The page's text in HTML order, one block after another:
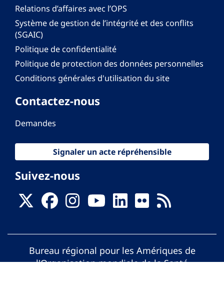
Relations d’affaires avec l’OPS
Système de gestion de l’intégrité et des conflits
(SGAIC)
Politique de confidentialité
Politique de protection des données personnelles
Conditions générales d'utilisation du site
Contactez-nous
Demandes
Signaler un acte répréhensible
Suivez-nous
Bureau régional pour les Amériques de
l'Organisation mondiale de la Santé